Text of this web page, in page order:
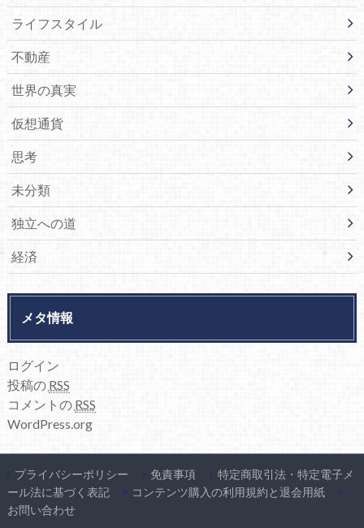
ライフスタイル
不動産
世界の真実
仮想通貨
思考
未分類
独立への道
経済
メタ情報
ログイン
投稿の RSS
コメントの RSS
WordPress.org
プライバシーポリシー 免責事項
特定商取引法・特定電子メ
ール法に基づく表記
コンテンツ購入の利用規約と退会用紙
お問い合わせ